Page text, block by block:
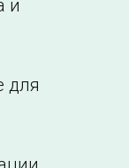
и
для